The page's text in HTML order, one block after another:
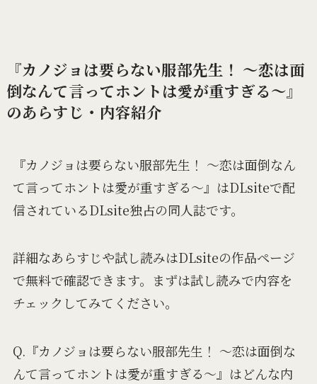
『カノジョは要らない服部先生！ ～恋は面
倒なんて言ってホントは愛が重すぎる～』
のあらすじ・内容紹介
『カノジョは要らない服部先生！ ～恋は面倒なん
て言ってホントは愛が重すぎる～』はDLsiteで配
信されているDLsite独占の同人誌です。
詳細なあらすじや試し読みはDLsiteの作品ページ
で無料で確認できます。まずは試し読みで内容を
チェックしてみてください。
Q.『カノジョは要らない服部先生！ ～恋は面倒な
んて言ってホントは愛が重すぎる～』はどんな内